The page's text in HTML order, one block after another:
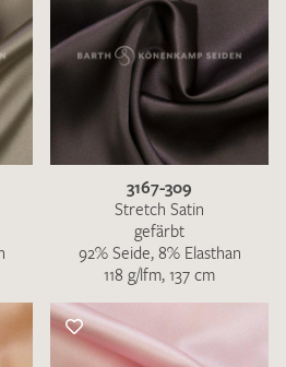
3167-309
Stretch Satin
gefärbt
92% Seide, 8% Elasthan
118 g/lfm, 137 cm